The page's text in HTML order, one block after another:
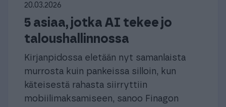
20.03.2026
5 asiaa, jotka AI tekee jo
taloushallinnossa
Kirjanpidossa eletään nyt samanlaista
murrosta kuin pankeissa silloin, kun
käteisestä rahasta siirryttiin
mobiilimaksamiseen, sanoo Finagon